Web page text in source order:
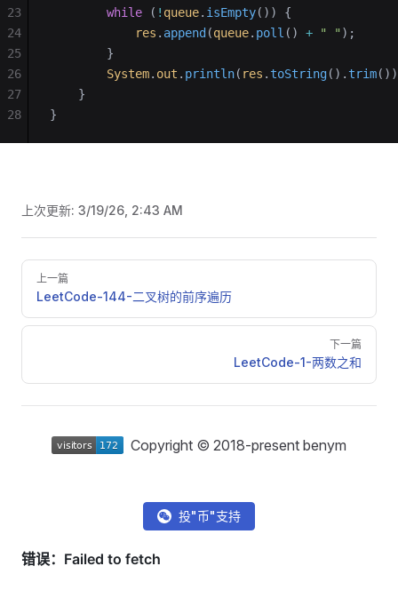
        while
( ! queue. isEmpty()) {
            res
. append (queue. poll () + " " );
        }
        System
. out . println( res .toString().trim
    }
}
23
24
25
26
27
28
上次更新: 3/19/26, 2:43 AM
Pager
上一篇
LeetCode-144-二叉树的前序遍历
下一篇
LeetCode-1-两数之和
Copyright © 2018-present benym
投"币"支持